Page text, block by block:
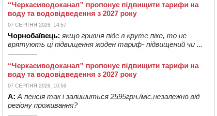
“Черкасиводоканал” пропонує підвищити тарифи на
воду та водовідведення з 2027 року
07 СЕРПНЯ 2026, 14:57
Чорнобаївець: якщо гривня піде в круте піке, то не
врятують ці підвищення жоден тариф- підвищений чи ...
“Черкасиводоканал” пропонує підвищити тарифи на
воду та водовідведення з 2027 року
07 СЕРПНЯ 2026, 10:56
А: А пенсія так і залишиться 2595грн./міс.незалежно від
регіону проживання?